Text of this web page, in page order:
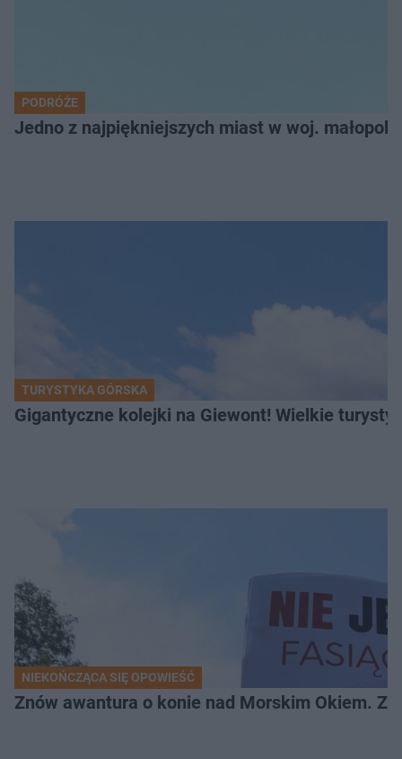
PODRÓŻE
Jedno z najpiękniejszych miast w woj.
TURYSTYKA GÓRSKA
Gigantyczne kolejki na Giewont! Wielkie
NIEKOŃCZĄCA SIĘ OPOWIEŚĆ
Znów awantura o konie nad Morskim Okiem.